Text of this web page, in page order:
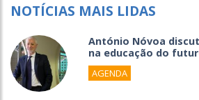
NOTÍCIAS MAIS LIDAS
António Nóvoa
na educação do
AGENDA